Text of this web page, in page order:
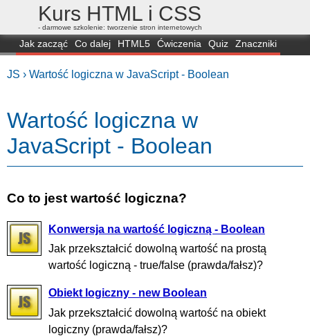
Kurs HTML i CSS
- darmowe szkolenie: tworzenie stron internetowych
Jak zacząć Co dalej HTML5 Ćwiczenia Quiz
Znaczniki
JS › Wartość logiczna w JavaScript - Boolean
Wartość logiczna w
JavaScript - Boolean
Co to jest wartość logiczna?
Konwersja na wartość logiczną - Boolean
Jak przekształcić dowolną wartość na prostą
wartość logiczną - true/false (prawda/fałsz)?
Obiekt logiczny - new Boolean
Jak przekształcić dowolną wartość na obiekt
logiczny (prawda/fałsz)?